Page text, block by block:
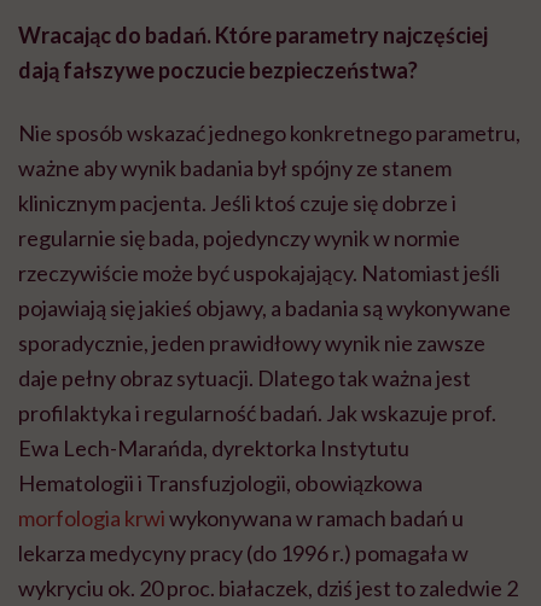
Wracając do badań. Które parametry najczęściej
dają fałszywe poczucie bezpieczeństwa?
Nie sposób wskazać jednego konkretnego parametru,
ważne aby wynik badania był spójny ze stanem
klinicznym pacjenta. Jeśli ktoś czuje się dobrze i
regularnie się bada, pojedynczy wynik w normie
rzeczywiście może być uspokajający. Natomiast jeśli
pojawiają się jakieś objawy, a badania są wykonywane
sporadycznie, jeden prawidłowy wynik nie zawsze
daje pełny obraz sytuacji. Dlatego tak ważna jest
profilaktyka i regularność badań. Jak wskazuje prof.
Ewa Lech-Marańda, dyrektorka Instytutu
Hematologii i Transfuzjologii, obowiązkowa
morfologia krwiwykonywana w ramach badań u
lekarza medycyny pracy (do 1996 r.) pomagała w
wykryciu ok. 20 proc. białaczek, dziś jest to zaledwie 2